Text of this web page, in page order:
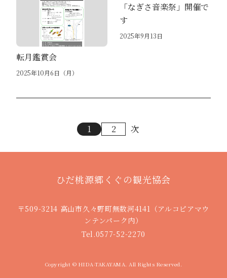
転月鑑賞会
2025年10月6日（月）
「なぎさ音楽祭」開催で
す
2025年9月13日
1 2 次
ひだ桃源郷くぐの観光協会
〒509-3214 高山市久々野町無数河4141（アルコピアマウ
ンテンパーク内）
Tel.0577-52-2270
Copyright © HIDA-TAKAYAMA. All Rights Reserved.